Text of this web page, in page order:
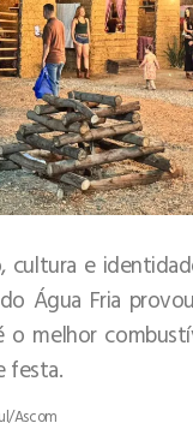
cultura e
Água Fria
melhor
festa.
Ascom